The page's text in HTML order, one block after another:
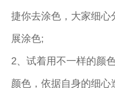
捷你去涂色，大家细
展涂色;
2、试着用不一样的颜
颜色，依据自身的细